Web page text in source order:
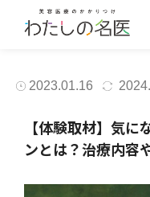
2023.01.16
【体験取材】気
ンとは？治療内容